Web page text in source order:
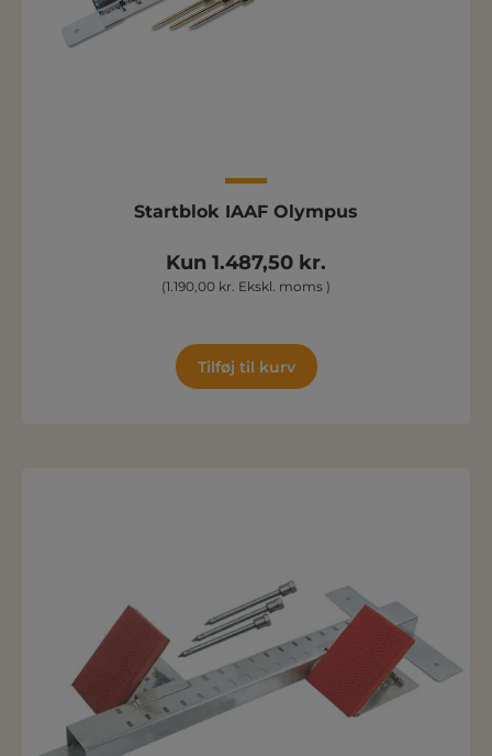
Startblok IAAF Olympus
Kun 1.487,50 kr.
(1.190,00 kr. Ekskl. moms )
Tilføj til kurv